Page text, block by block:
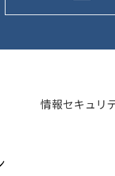
情報セキュリ